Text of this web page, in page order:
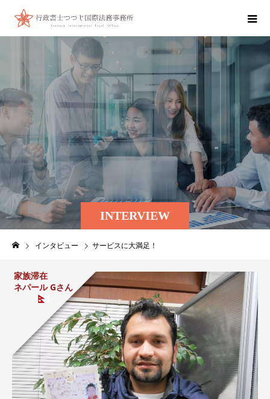
INTERVIEW
インタビュー サービスに大満足！
家族滞在
ネパール Gさん